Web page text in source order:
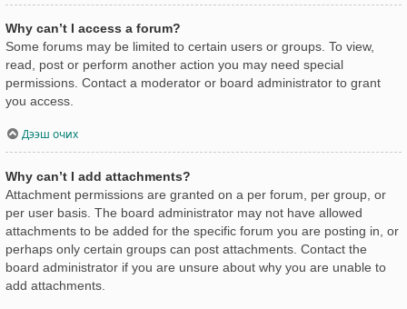
Why can’t I access a forum?
Some forums may be limited to certain users or groups. To view,
read, post or perform another action you may need special
permissions. Contact a moderator or board administrator to grant
you access.
Дээш очих
Why can’t I add attachments?
Attachment permissions are granted on a per forum, per group, or
per user basis. The board administrator may not have allowed
attachments to be added for the specific forum you are posting in, or
perhaps only certain groups can post attachments. Contact the
board administrator if you are unsure about why you are unable to
add attachments.